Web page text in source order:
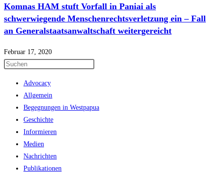
Komnas HAM stuft Vorfall in Paniai als
schwerwiegende Menschenrechtsverletzung ein – Fall
an Generalstaatsanwaltschaft weitergereicht
Februar 17, 2020
the
Advocacy
Allgemein
Begegnungen in Westpapua
Geschichte
Informieren
Medien
Nachrichten
Publikationen